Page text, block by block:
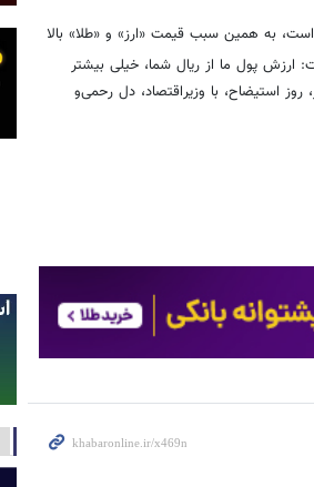
به همین سبب قیمت «ارز» و «طلا» بالا
ارزش پول ما از ریال شما، خیلی بیشتر
استیضاح، با وزیراقتصاد، دل رحمی‌و